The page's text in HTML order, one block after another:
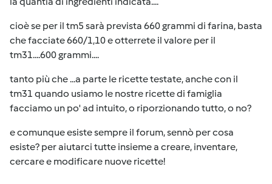
cioè se per il tm5 sarà prevista 660 grammi di farina, basta
che facciate 660/1,10 e otterrete il valore per il
tm31....600 grammi....
tanto più che ...a parte le ricette testate, anche con il
tm31 quando usiamo le nostre ricette di famiglia
facciamo un po' ad intuito, o riporzionando tutto, o no?
e comunque esiste sempre il forum, sennò per cosa
esiste? per aiutarci tutte insieme a creare, inventare,
cercare e modificare nuove ricette!